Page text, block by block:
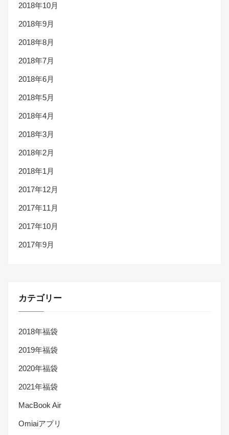
2018年10月
2018年9月
2018年8月
2018年7月
2018年6月
2018年5月
2018年4月
2018年3月
2018年2月
2018年1月
2017年12月
2017年11月
2017年10月
2017年9月
カテゴリー
2018年福袋
2019年福袋
2020年福袋
2021年福袋
MacBook Air
Omiaiアプリ